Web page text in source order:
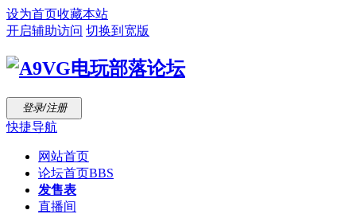
设为首页收藏本站
开启辅助访问 切换到宽版
登录/注册
快捷导航
网站首页
论坛首页BBS
发售表
直播间